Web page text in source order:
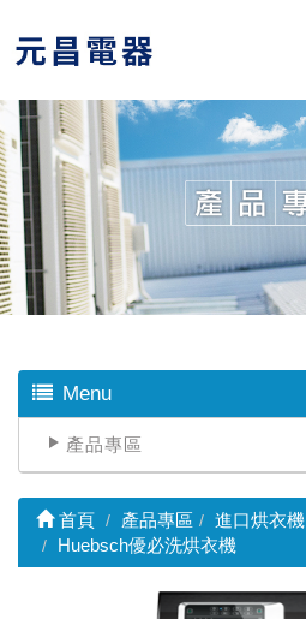
Menu
產品專區
首頁 產品專區
進口烘衣機
Huebsch優必洗烘衣機